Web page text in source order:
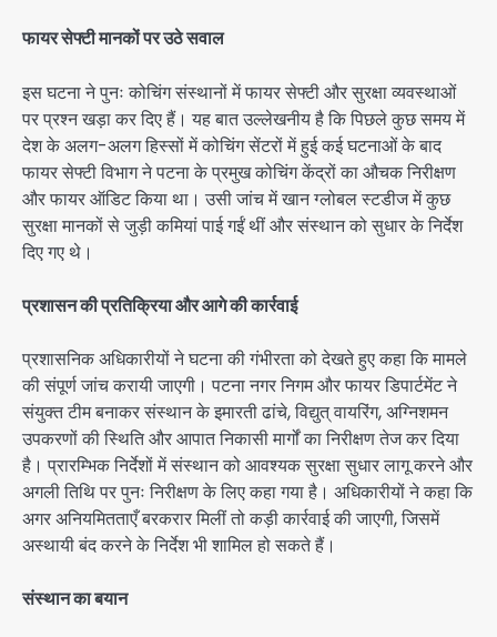
फायर सेफ्टी मानकों पर उठे सवाल
इस घटना ने पुनः कोचिंग संस्थानों में फायर सेफ्टी और सुरक्षा व्यवस्थाओं
पर प्रश्न खड़ा कर दिए हैं। यह बात उल्लेखनीय है कि पिछले कुछ समय में
देश के अलग-अलग हिस्सों में कोचिंग सेंटरों में हुई कई घटनाओं के बाद
फायर सेफ्टी विभाग ने पटना के प्रमुख कोचिंग केंद्रों का औचक निरीक्षण
और फायर ऑडिट किया था। उसी जांच में खान ग्लोबल स्टडीज में कुछ
सुरक्षा मानकों से जुड़ी कमियां पाई गईं थीं और संस्थान को सुधार के निर्देश
दिए गए थे।
प्रशासन की प्रतिक्रिया और आगे की कार्रवाई
प्रशासनिक अधिकारीयों ने घटना की गंभीरता को देखते हुए कहा कि मामले
की संपूर्ण जांच करायी जाएगी। पटना नगर निगम और फायर डिपार्टमेंट ने
संयुक्त टीम बनाकर संस्थान के इमारती ढांचे, विद्युत् वायरिंग, अग्निशमन
उपकरणों की स्थिति और आपात निकासी मार्गों का निरीक्षण तेज कर दिया
है। प्रारम्भिक निर्देशों में संस्थान को आवश्यक सुरक्षा सुधार लागू करने और
अगली तिथि पर पुनः निरीक्षण के लिए कहा गया है। अधिकारीयों ने कहा कि
अगर अनियमितताएँ बरकरार मिलीं तो कड़ी कार्रवाई की जाएगी, जिसमें
अस्थायी बंद करने के निर्देश भी शामिल हो सकते हैं।
संस्थान का बयान